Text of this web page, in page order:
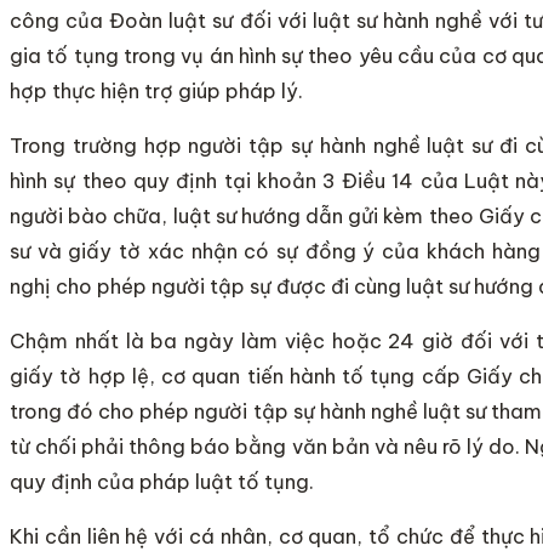
công của Đoàn luật sư đối với luật sư hành nghề với
gia tố tụng trong vụ án hình sự theo yêu cầu của cơ
hợp thực hiện trợ giúp pháp lý.
Trong trường hợp người tập sự hành nghề luật sư đi
hình sự theo quy định tại khoản 3 Điều 14 của Luật
người bào chữa, luật sư hướng dẫn gửi kèm theo Giấy
sư và giấy tờ xác nhận có sự đồng ý của khách
nghị cho phép người tập sự được đi cùng luật sư hướng
Chậm nhất là ba ngày làm việc hoặc 24 giờ đối với
giấy tờ hợp lệ, cơ quan tiến hành tố tụng cấp Giấy
trong đó cho phép người tập sự hành nghề luật sư
từ chối phải thông báo bằng văn bản và nêu rõ lý do.
quy định của pháp luật tố tụng.
Khi cần liên hệ với cá nhân, cơ quan, tổ chức để thực